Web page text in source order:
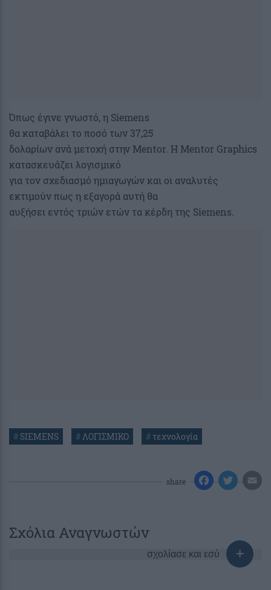
Όπως έγινε γνωστό, η Siemens
θα καταβάλει το ποσό των 37,25
δολαρίων ανά μετοχή στην Mentor. Η Mentor Graphics
κατασκευάζει λογισμικό
για τον σχεδιασμό ημιαγωγών και οι αναλυτές
εκτιμούν πως η εξαγορά αυτή θα
αυξήσει εντός τριών ετών τα κέρδη της Siemens.
# SIEMENS #ΛΟΓΙΣΜΙΚΟ #τεχνολογία
share
Σχόλια Αναγνωστών
σχολίασε και εσύ